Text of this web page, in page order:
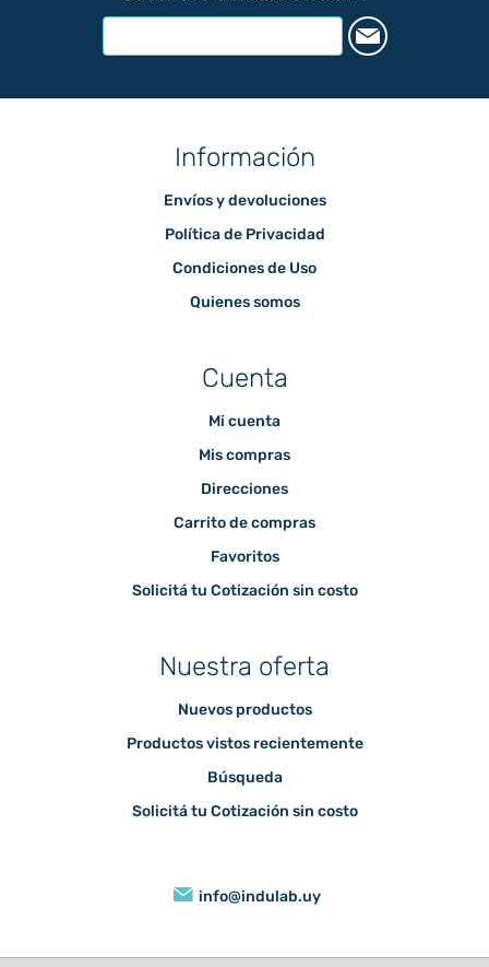
Información
Envíos y devoluciones
Política de Privacidad
Condiciones de Uso
Quienes somos
Cuenta
Mi cuenta
Mis compras
Direcciones
Carrito de compras
Favoritos
Solicitá tu Cotización sin costo
Nuestra oferta
Nuevos productos
Productos vistos recientemente
Búsqueda
Solicitá tu Cotización sin costo
info@indulab.uy